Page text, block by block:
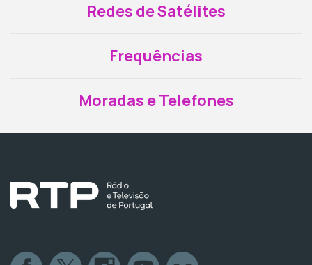
Redes de Satélites
Frequências
Moradas e Telefones